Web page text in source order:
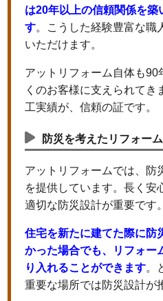
は20年以上の信頼関係を
す。こうした経験豊富な職
いただけます。
アットリフォーム自体も90
くのお客様に支えられてき
工実績が、信頼の証です。
防災を考えたリフォー
アットリフォームでは、防
を提供しています。長く安
適切な防災設計が重要です。
住宅を新たに建てた際に防
かった場合でも、リフォー
り入れることができます。
重要な場所では防災設計が